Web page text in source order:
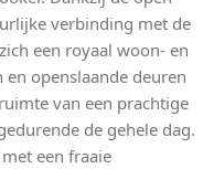
verbinding met de
een royaal woon- en
openslaande deuren
van een prachtige
de gehele dag.
een fraaie